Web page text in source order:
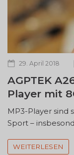
29. April 2018
AGPTEK
Player mit
MP3-Player sind
Sport –
WEITERLESEN